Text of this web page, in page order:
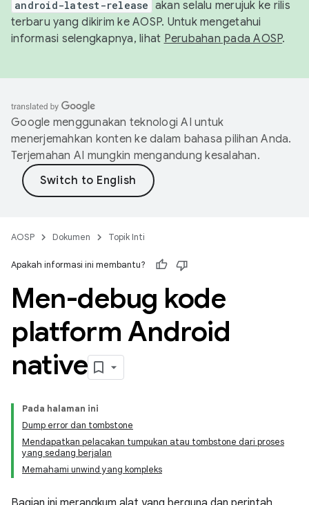
android-latest-release akan selalu merujuk ke rilis
terbaru yang dikirim ke AOSP. Untuk mengetahui
informasi selengkapnya, lihat Perubahan pada AOSP.
Google menggunakan teknologi AI untuk
menerjemahkan konten ke dalam bahasa pilihan Anda.
Terjemahan AI mungkin mengandung kesalahan.
AOSP Dokumen Topik Inti
Apakah informasi ini membantu?
Men-debug kode
platform Android
native
Pada halaman ini
Dump error dan tombstone
Mendapatkan pelacakan tumpukan atau tombstone dari proses
yang sedang berjalan
Memahami unwind yang kompleks